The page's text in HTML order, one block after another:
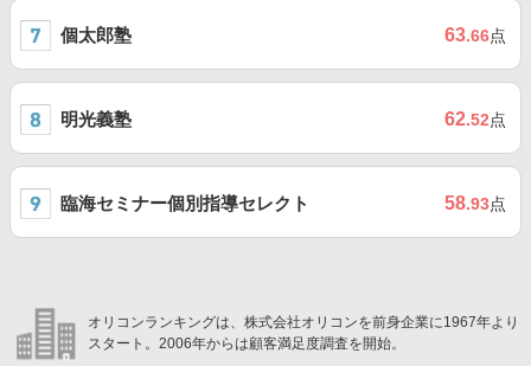
個太郎塾 63.66点
明光義塾 62.52点
臨海セミナー個別指導セレクト 58.93点
オリコンランキングは、株式会社オリコンを前身企業に1967年より
スタート。2006年からは顧客満足度調査を開始。